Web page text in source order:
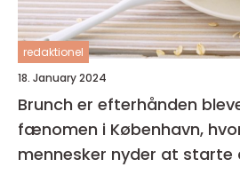
redaktionel
18. January 2024
Brunch er efterhånden
fænomen i København,
mennesker nyder at starte